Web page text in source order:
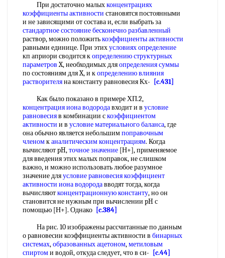
При достаточно малыхконцентрациях
коэффициенты активности становятся постоянными
и не зависящими от состава и, если выбрать за
стандартное состояниебесконечно разбавленный
раствор, можно положитькоэффициенты активности
равными единице. При этихусловиях определение
кп априори сводится копределению структурных
параметровX, необходимых дляопределения суммы
по состояниям для X, и копределению влияния
растворителяна константу равновесия Кх-
[c.431]
Как было показано в примере ХП.2,
концентрация иона водородавходит и в условие
равновесияв комбинации скоэффициентом
активности и в условие материального баланса, где
она обычно является небольшимпоправочным
членомканалитическим концентрациям. Когда
вычисляют pH,точное значение [Н+], применяемое
для введения этих малых поправок, не слишком
важно, и можно использовать любое разумное
значение дляусловие равновесиякоэффициент
активности иона водородавводят тогда, когда
вычисляютконцентрационную константу, но он
становится не нужным при вычислении pH с
помощью [Н+]. Однако [c.384]
На рис. 10 изображены рассчитанные по данным
о равновесии коэффициенты активности в бинарных
системах,образованных ацетоном,метиловым
спиртоми водой, откуда следует, что в си-
[c.44]